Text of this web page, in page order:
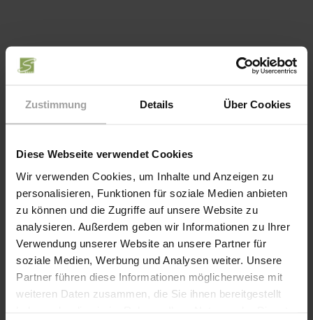
Zustimmung Details Über Cookies
Diese Webseite verwendet Cookies
Wir verwenden Cookies, um Inhalte und Anzeigen zu
personalisieren, Funktionen für soziale Medien anbieten
zu können und die Zugriffe auf unsere Website zu
analysieren. Außerdem geben wir Informationen zu Ihrer
Verwendung unserer Website an unsere Partner für
soziale Medien, Werbung und Analysen weiter. Unsere
Partner führen diese Informationen möglicherweise mit
weiteren Daten zusammen, die Sie ihnen bereitgestellt
Diesen Beitrag teilen
Tags
ANIMATION HOTEL
Das könnte Sie auch interessieren
15
DEZ